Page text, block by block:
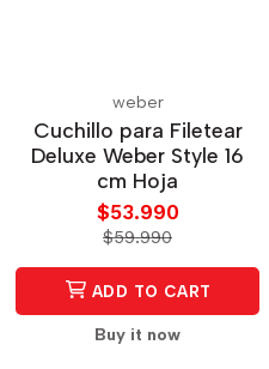
weber
Cuchillo para Filetear
Deluxe Weber Style 16
cm Hoja
$53.990
$59.990
ADD TO CART
Buy it now